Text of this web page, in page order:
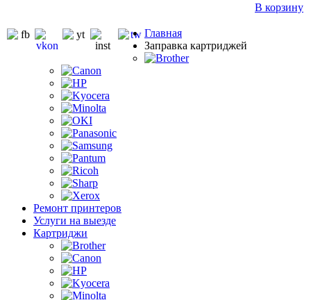
В корзину
Главная
Заправка картриджей
Ремонт принтеров
Услуги на выезде
Картриджи